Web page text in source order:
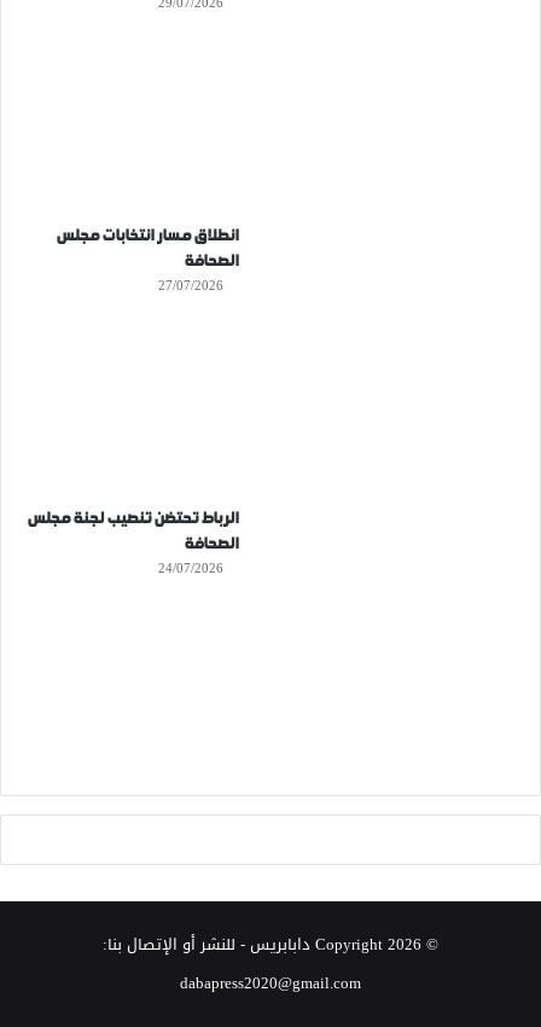
انطلاق مسار انتخابات مجلس
الصحافة
27/07/2026
الرباط تحتضن تنصيب لجنة مجلس
الصحافة
24/07/2026
© Copyright 2026 دابابريس- للنشر أو الإتصال بنا:
dabapress2020@gmail.com